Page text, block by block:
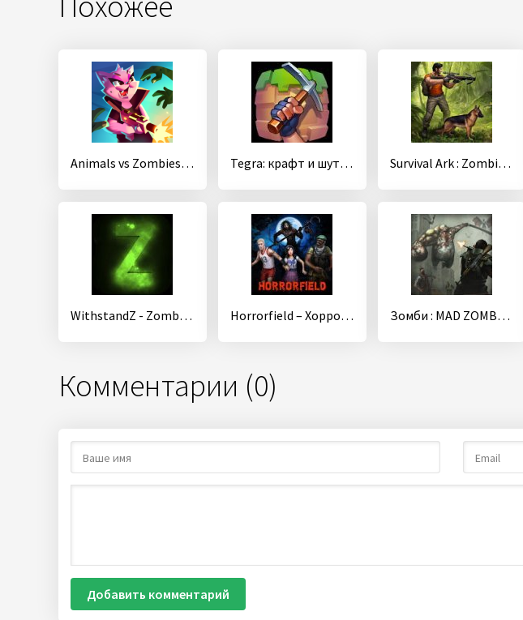
Animals vs Zombies: выживание в зомби апокалипсис Tegra: крафт и шутер на выживание Survival Ark : Zombie Plague Island
WithstandZ - Zombie Survival! Horrorfield – Хоррор на Выживание Онлайн Зомби : MAD ZOMBIES
Комментарии (0)
Добавить комментарий